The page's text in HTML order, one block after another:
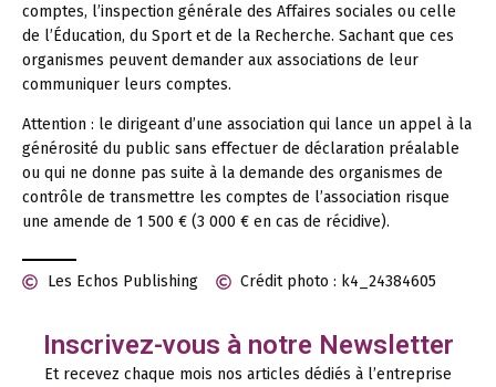
comptes, l’inspection générale des Affaires sociales ou celle
de l’Éducation, du Sport et de la Recherche. Sachant que ces
organismes peuvent demander aux associations de leur
communiquer leurs comptes.
Attention : le dirigeant d’une association qui lance un appel à la
générosité du public sans effectuer de déclaration préalable
ou qui ne donne pas suite à la demande des organismes de
contrôle de transmettre les comptes de l’association risque
une amende de 1 500 € (3 000 € en cas de récidive).
Les Echos Publishing Crédit photo : k4_24384605
Inscrivez-vous à notre Newsletter
Et recevez chaque mois nos articles dédiés à l’entreprise